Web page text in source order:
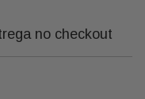
no checkout